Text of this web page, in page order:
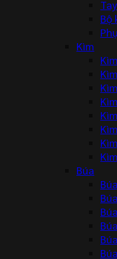
Bộ
Kìm
Búa